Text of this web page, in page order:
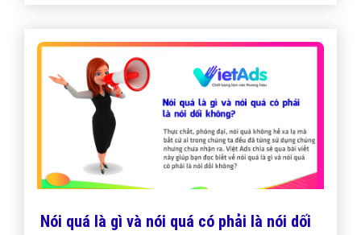
Nói quá là gì và nói quá có phải là nói dối